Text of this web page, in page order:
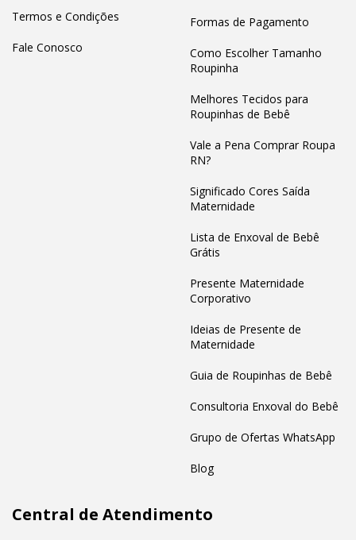
Termos e Condições
Fale Conosco
Formas de Pagamento
Como Escolher Tamanho
Roupinha
Melhores Tecidos para
Roupinhas de Bebê
Vale a Pena Comprar Roupa
RN?
Significado Cores Saída
Maternidade
Lista de Enxoval de Bebê
Grátis
Presente Maternidade
Corporativo
Ideias de Presente de
Maternidade
Guia de Roupinhas de Bebê
Consultoria Enxoval do Bebê
Grupo de Ofertas WhatsApp
Blog
Central de Atendimento